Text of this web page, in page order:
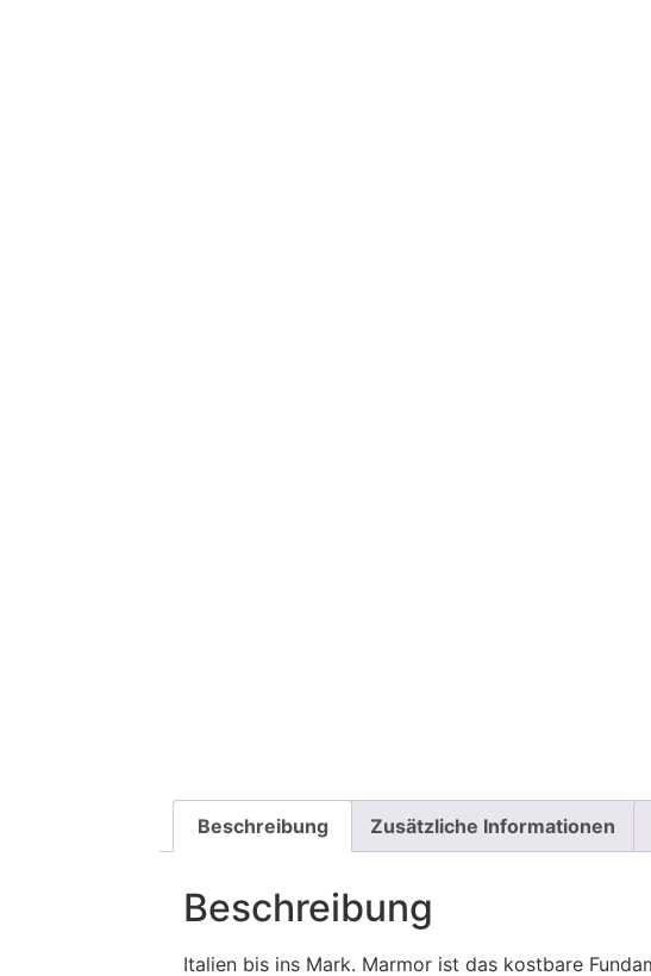
Beschreibung Zusätzliche Informationen
Beschreibung
Italien bis ins Mark. Marmor ist das kostbare